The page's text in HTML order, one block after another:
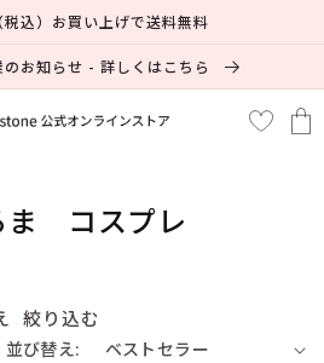
込）お買い上げで送料無料
お知らせ - 詳しくはこちら
カ
ー
ま コスプレ
絞り込む
並び替え: